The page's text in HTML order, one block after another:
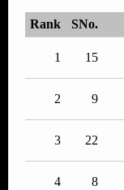
Rank SNo.
1 15
2 9
3 22
4 8